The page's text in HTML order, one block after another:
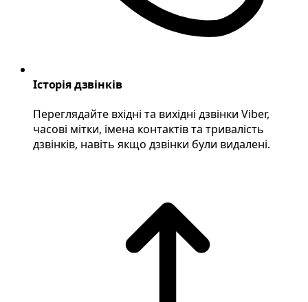
Історія дзвінків
Переглядайте вхідні та вихідні дзвінки Viber,
часові мітки, імена контактів та тривалість
дзвінків, навіть якщо дзвінки були видалені.